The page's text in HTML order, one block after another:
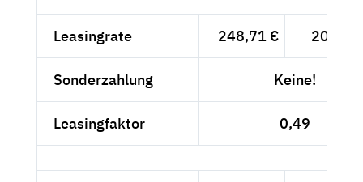
Leasingrate 248,71 € 209,--
Sonderzahlung Keine!
Leasingfaktor 0,49